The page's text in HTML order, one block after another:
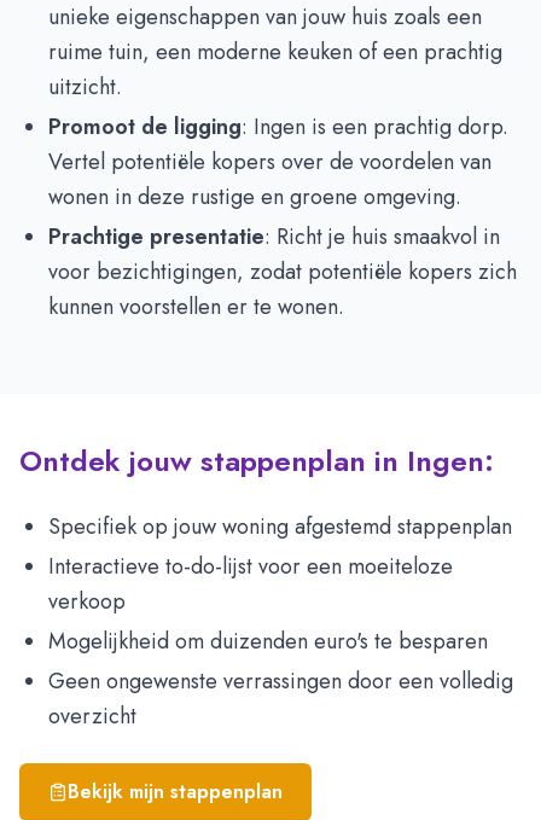
unieke eigenschappen van jouw huis zoals een
ruime tuin, een moderne keuken of een prachtig
uitzicht.
Promoot de ligging: Ingen is een prachtig dorp.
Vertel potentiële kopers over de voordelen van
wonen in deze rustige en groene omgeving.
Prachtige presentatie: Richt je huis smaakvol in
voor bezichtigingen, zodat potentiële kopers zich
kunnen voorstellen er te wonen.
Ontdek jouw stappenplan in Ingen:
Specifiek op jouw woning afgestemd stappenplan
Interactieve to-do-lijst voor een moeiteloze
verkoop
Mogelijkheid om duizenden euro's te besparen
Geen ongewenste verrassingen door een volledig
overzicht
Bekijk mijn stappenplan